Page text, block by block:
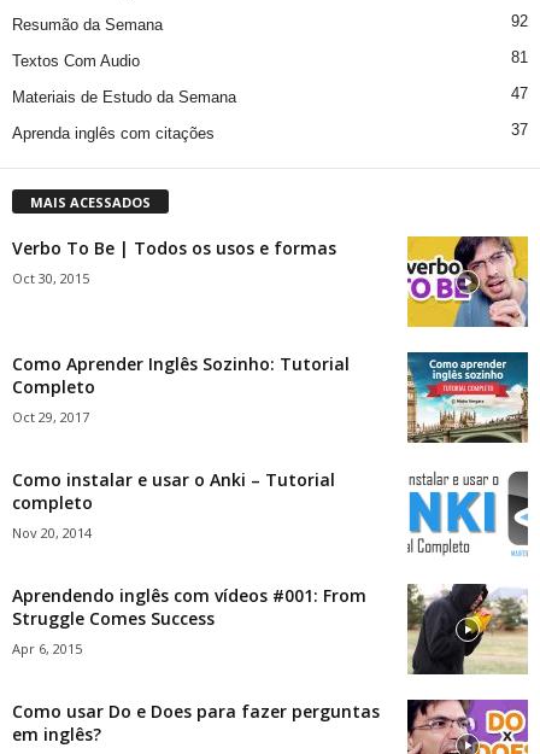
Resumão da Semana 92
Textos Com Audio 81
Materiais de Estudo da Semana 47
Aprenda inglês com citações 37
MAIS ACESSADOS
Verbo To Be | Todos os usos e formas
Oct 30, 2015
Como Aprender Inglês Sozinho: Tutorial
Completo
Oct 29, 2017
Como instalar e usar o Anki – Tutorial
completo
Nov 20, 2014
Aprendendo inglês com vídeos #001: From
Struggle Comes Success
Apr 6, 2015
Como usar Do e Does para fazer perguntas
em inglês?